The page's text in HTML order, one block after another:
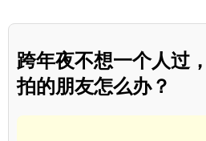
跨年夜不想一个人过
拍的朋友怎么办？